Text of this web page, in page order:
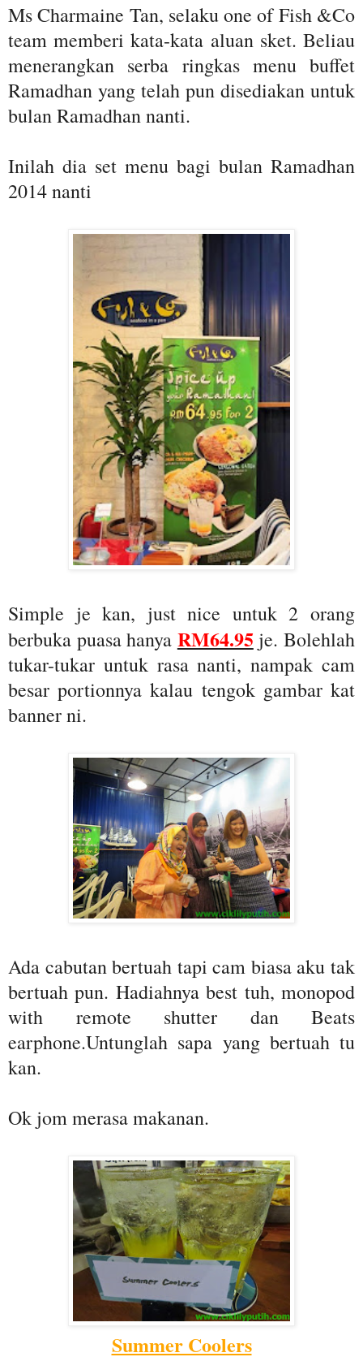
Ms Charmaine Tan, selaku one of Fish &Co
team memberi kata-kata aluan sket. Beliau
menerangkan serba ringkas menu buffet
Ramadhan yang telah pun disediakan untuk
bulan Ramadhan nanti.
Inilah dia set menu bagi bulan Ramadhan
2014 nanti
Simple je kan, just nice untuk 2 orang
berbuka puasa hanya RM64.95je. Bolehlah
tukar-tukar untuk rasa nanti, nampak cam
besar portionnya kalau tengok gambar kat
banner ni.
Ada cabutan bertuah tapi cam biasa aku tak
bertuah pun. Hadiahnya best tuh, monopod
with remote shutter dan Beats
earphone.Untunglah sapa yang bertuah tu
kan.
Ok jom merasa makanan.
Summer Coolers